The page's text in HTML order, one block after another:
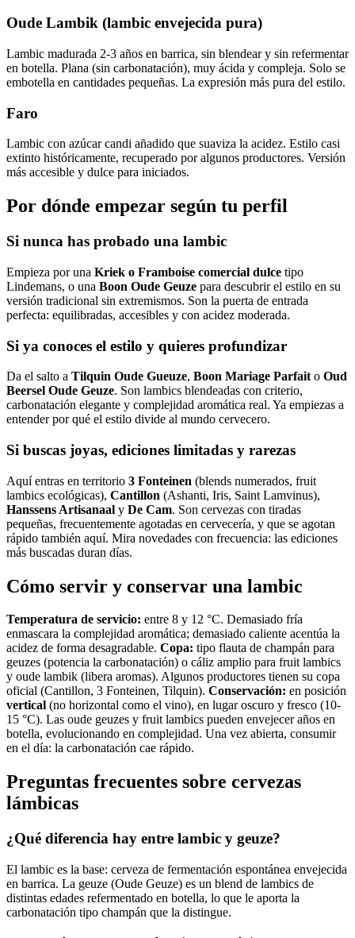
Oude Lambik (lambic envejecida pura)
Lambic madurada 2-3 años en barrica, sin blendear y sin refermentar
en botella. Plana (sin carbonatación), muy ácida y compleja. Solo se
embotella en cantidades pequeñas. La expresión más pura del estilo.
Faro
Lambic con azúcar candi añadido que suaviza la acidez. Estilo casi
extinto históricamente, recuperado por algunos productores. Versión
más accesible y dulce para iniciados.
Por dónde empezar según tu perfil
Si nunca has probado una lambic
Empieza por una Kriek o Framboise comercial dulce tipo
Lindemans, o una Boon Oude Geuze para descubrir el estilo en su
versión tradicional sin extremismos. Son la puerta de entrada
perfecta: equilibradas, accesibles y con acidez moderada.
Si ya conoces el estilo y quieres profundizar
Da el salto a Tilquin Oude Gueuze, Boon Mariage Parfait o Oud
Beersel Oude Geuze. Son lambics blendeadas con criterio,
carbonatación elegante y complejidad aromática real. Ya empiezas a
entender por qué el estilo divide al mundo cervecero.
Si buscas joyas, ediciones limitadas y rarezas
Aquí entras en territorio 3 Fonteinen (blends numerados, fruit
lambics ecológicas), Cantillon (Ashanti, Iris, Saint Lamvinus),
Hanssens Artisanaal y De Cam. Son cervezas con tiradas
pequeñas, frecuentemente agotadas en cervecería, y que se agotan
rápido también aquí. Mira novedades con frecuencia: las ediciones
más buscadas duran días.
Cómo servir y conservar una lambic
Temperatura de servicio: entre 8 y 12 °C. Demasiado fría
enmascara la complejidad aromática; demasiado caliente acentúa la
acidez de forma desagradable. Copa: tipo flauta de champán para
geuzes (potencia la carbonatación) o cáliz amplio para fruit lambics
y oude lambik (libera aromas). Algunos productores tienen su copa
oficial (Cantillon, 3 Fonteinen, Tilquin). Conservación: en posición
vertical (no horizontal como el vino), en lugar oscuro y fresco (10-
15 °C). Las oude geuzes y fruit lambics pueden envejecer años en
botella, evolucionando en complejidad. Una vez abierta, consumir
en el día: la carbonatación cae rápido.
Preguntas frecuentes sobre cervezas
lámbicas
¿Qué diferencia hay entre lambic y geuze?
El lambic es la base: cerveza de fermentación espontánea envejecida
en barrica. La geuze (Oude Geuze) es un blend de lambics de
distintas edades refermentado en botella, lo que le aporta la
carbonatación tipo champán que la distingue.